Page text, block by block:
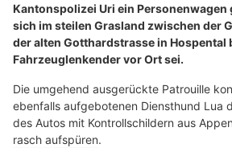
Kantonspolizei Uri ein Personenwagen
sich im steilen Grasland zwischen der
der alten Gotthardstrasse in Hospental
Fahrzeuglenkender vor Ort sei.
Die umgehend ausgerückte Patrouille
ebenfalls aufgebotenen Diensthund Lua
des Autos mit Kontrollschildern aus
rasch aufspüren.